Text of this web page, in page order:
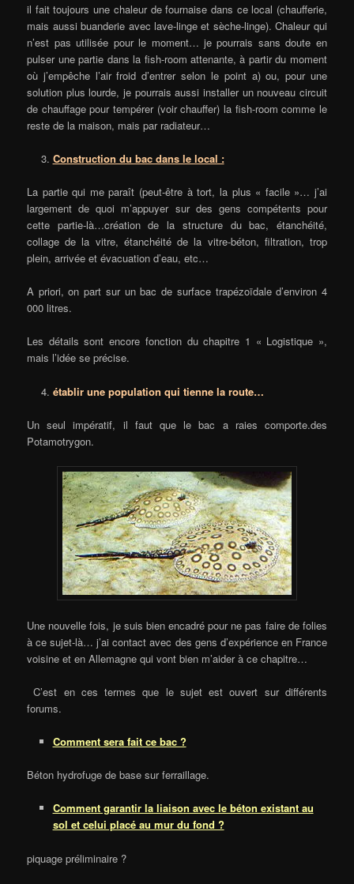
il fait toujours une chaleur de fournaise dans ce local (chaufferie,
mais aussi buanderie avec lave-linge et sèche-linge). Chaleur qui
n’est pas utilisée pour le moment… je pourrais sans doute en
pulser une partie dans la fish-room attenante, à partir du moment
où j’empêche l’air froid d’entrer selon le point a) ou, pour une
solution plus lourde, je pourrais aussi installer un nouveau circuit
de chauffage pour tempérer (voir chauffer) la fish-room comme le
reste de la maison, mais par radiateur…
Construction du bac dans le local :
La partie qui me paraît (peut-être à tort, la plus « facile »… j’ai
largement de quoi m’appuyer sur des gens compétents pour
cette partie-là…création de la structure du bac, étanchéité,
collage de la vitre, étanchéité de la vitre-béton, filtration, trop
plein, arrivée et évacuation d’eau, etc…
A priori, on part sur un bac de surface trapézoïdale d’environ 4
000 litres.
Les détails sont encore fonction du chapitre 1 « Logistique »,
mais l’idée se précise.
établir une population qui tienne la route…
Un seul impératif, il faut que le bac a raies comporte.des
Potamotrygon.
Une nouvelle fois, je suis bien encadré pour ne pas faire de folies
à ce sujet-là… j’ai contact avec des gens d’expérience en France
voisine et en Allemagne qui vont bien m’aider à ce chapitre…
C’est en ces termes que le sujet est ouvert sur différents
forums.
Comment sera fait ce bac ?
Béton hydrofuge de base sur ferraillage.
Comment garantir la liaison avec le béton existant au
sol et celui placé au mur du fond ?
piquage préliminaire ?